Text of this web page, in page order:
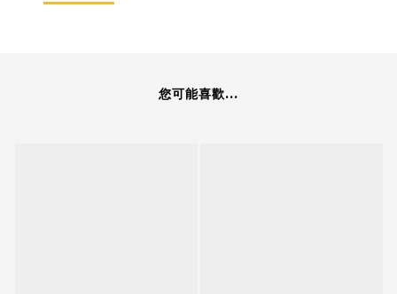
您可能喜歡...